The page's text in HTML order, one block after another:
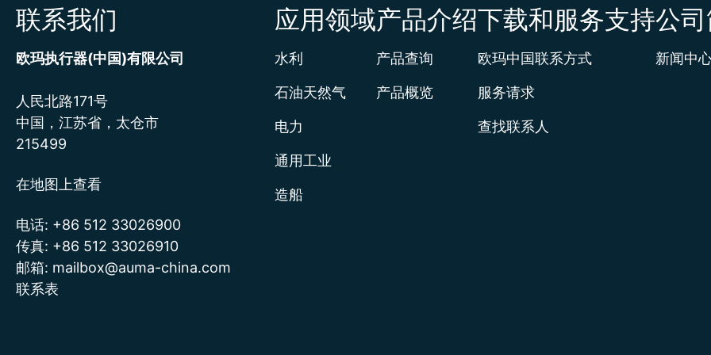
联系我们
欧玛执行器(中国)有限公司
人民北路171号
中国，江苏省，太仓市
215499
在地图上查看
电话: +86 512 33026900
传真: +86 512 33026910
邮箱: mailbox@auma-china.com
联系表
应用领域
水利
石油天然气
电力
通用工业
造船
产品介绍
产品查询
产品概览
下载和服务支持
欧玛中国联系方式
服务请求
查找联系人
公
新闻中